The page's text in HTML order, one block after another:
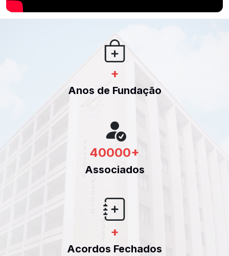
+
Anos de Fundação
40000+
Associados
+
Acordos Fechados